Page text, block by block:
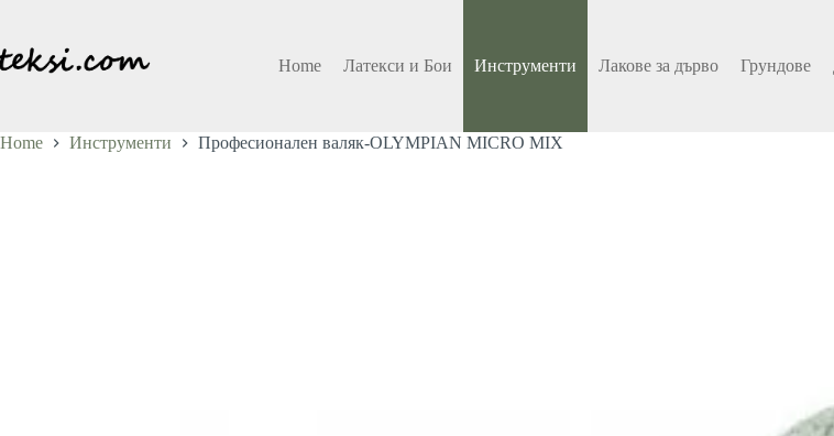
content
Home
Латекси и Бои Инструменти Лакове за дърво Грундове
Home Инструменти Професионален валяк-OLYMPIAN MICRO MIX